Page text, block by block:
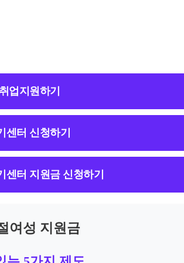
업지원하기
센터 신청하기
센터 지원금 신청하기
여성 지원금